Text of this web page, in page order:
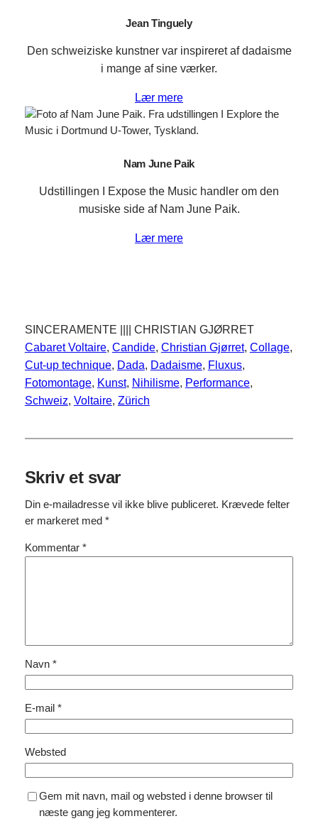
Jean Tinguely
Den schweiziske kunstner var inspireret af dadaisme
i mange af sine værker.
Lær mere
Nam June Paik
Udstillingen I Expose the Music handler om den
musiske side af Nam June Paik.
Lær mere
SINCERAMENTE |||| CHRISTIAN GJØRRET
Cabaret Voltaire, Candide, Christian Gjørret, Collage
Cut-up technique, Dada, Dadaisme, Fluxus
Fotomontage, Kunst, Nihilisme, Performance
Schweiz, Voltaire, Zürich
Skriv et svar
Din e-mailadresse vil ikke blive publiceret. Krævede felter
er markeret med *
Kommentar *
Navn *
E-mail *
Websted
Gem mit navn, mail og websted i denne browser til
næste gang jeg kommenterer.